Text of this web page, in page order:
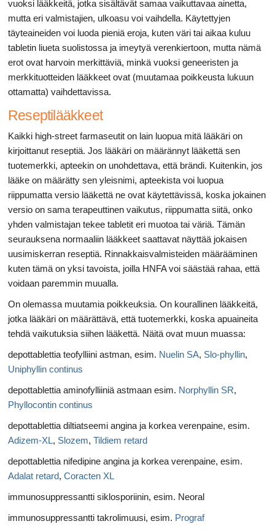
vuoksi lääkkeitä, jotka sisältävät samaa vaikuttavaa ainetta,
mutta eri valmistajien, ulkoasu voi vaihdella. Käytettyjen
täyteaineiden voi luoda pieniä eroja, kuten väri tai aikaa kuluu
tabletin liueta suolistossa ja imeytyä verenkiertoon, mutta nämä
erot ovat harvoin merkittäviä, minkä vuoksi geneeristen ja
merkkituotteiden lääkkeet ovat (muutamaa poikkeusta lukuun
ottamatta) vaihdettavissa.
Reseptilääkkeet
Kaikki high-street farmaseutit on lain luopua mitä lääkäri on
kirjoittanut reseptiä. Jos lääkäri on määrännyt lääkettä sen
tuotemerkki, apteekin on unohdettava, että brändi. Kuitenkin, jos
lääke on määrätty sen yleisnimi, apteekista voi luopua
riippumatta versio lääkettä ne ovat käytettävissä, koska jokainen
versio on sama terapeuttinen vaikutus, riippumatta siitä, onko
yhden valmistajan tekee tabletit eri muotoa tai väriä. Tämän
seurauksena normaaliin lääkkeet saattavat näyttää jokaisen
uusimiskerran reseptiä. Rinnakkaisvalmisteiden määrääminen
kuten tämä on yksi tavoista, joilla HNFA voi säästää rahaa, että
voidaan paremmin muualla.
On olemassa muutamia poikkeuksia. On kourallinen lääkkeitä,
jotka lääkäri on määrättävä, että tuotemerkki, koska apuaineita
tehdä vaikutuksia siihen lääkettä. Näitä ovat muun muassa:
depottablettia teofylliini astman, esim. Nuelin SA, Slo-phyllin,
Uniphyllin continus
depottablettia aminofylliiniä astmaan esim. Norphyllin SR,
Phyllocontin continus
depottablettia diltiatseemi angina ja korkea verenpaine, esim.
Adizem-XL, Slozem, Tildiem retard
depottablettia nifedipine angina ja korkea verenpaine, esim.
Adalat retard, Coracten XL
immunosuppressantti siklosporiinin, esim. Neoral
immunosuppressantti takrolimuusi, esim. Prograf